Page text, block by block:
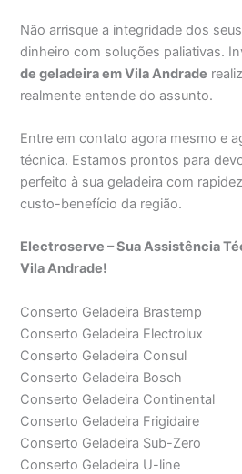
Não arrisque a integridade dos
dinheiro com soluções paliativas.
de geladeira em Vila Andrade
realmente entende do assunto.
Entre em contato agora mesmo e
técnica. Estamos prontos para
perfeito à sua geladeira com
custo-benefício da região.
Electroserve – Sua Assistência
Vila Andrade!
Conserto Geladeira Brastemp
Conserto Geladeira Electrolux
Conserto Geladeira Consul
Conserto Geladeira Bosch
Conserto Geladeira Continental
Conserto Geladeira Frigidaire
Conserto Geladeira Sub-Zero
Conserto Geladeira U-line